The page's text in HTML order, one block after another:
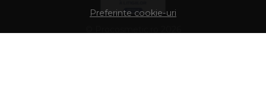
Preferinte cookie-uri